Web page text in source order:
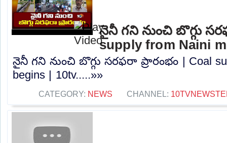
నైనీ గని నుంచి బొగ్గు
supply from Naini
నైనీ గని నుంచి బొగ్గు సరఫరా ప్రారంభం | Coal
begins | 10tv.....»»
CATEGORY: NEWS CHANNEL: